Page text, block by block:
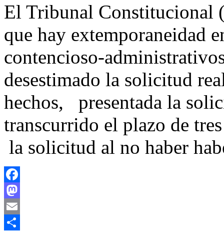
El Tribunal Constitucional
que hay extemporaneidad
contencioso-
desestimado la solicitud
hechos, presentada la
transcurrido el plazo de
la solicitud al no haber
Facebook
Mastodon
Email